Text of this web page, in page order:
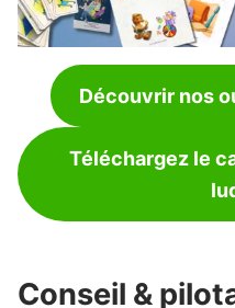
Découvrir nos
Téléchargez le
Conseil &